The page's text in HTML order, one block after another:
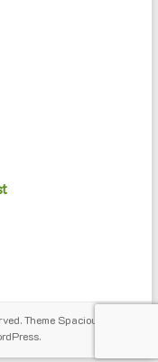
Theme Spacious
.